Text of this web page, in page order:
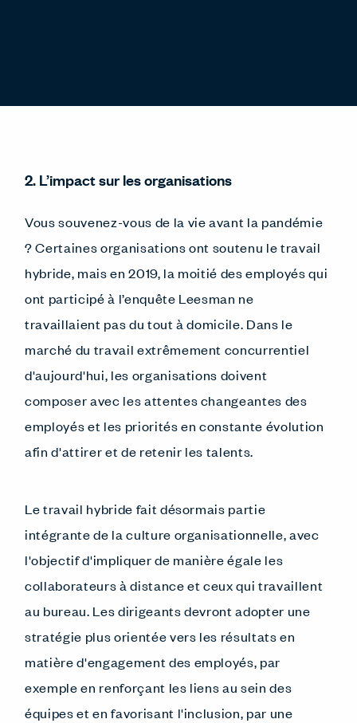
2. L’impact sur les organisations
Vous souvenez-vous de la vie avant la pandémie
? Certaines organisations ont soutenu le travail
hybride, mais en 2019, la moitié des employés qui
ont participé à l’enquête Leesman ne
travaillaient pas du tout à domicile. Dans le
marché du travail extrêmement concurrentiel
d'aujourd'hui, les organisations doivent
composer avec les attentes changeantes des
employés et les priorités en constante évolution
afin d'attirer et de retenir les talents.
Le travail hybride fait désormais partie
intégrante de la culture organisationnelle, avec
l'objectif d'impliquer de manière égale les
collaborateurs à distance et ceux qui travaillent
au bureau. Les dirigeants devront adopter une
stratégie plus orientée vers les résultats en
matière d'engagement des employés, par
exemple en renforçant les liens au sein des
équipes et en favorisant l'inclusion, par une